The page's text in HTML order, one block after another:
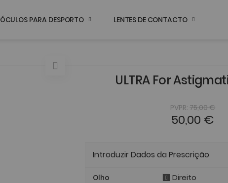
ÓCULOS PARA DESPORTO LENTES DE CONTACTO
ULTRA For
PVPR:75,00 €
50,00 €
Introduzir Dados da Prescrição
Olho
Direito